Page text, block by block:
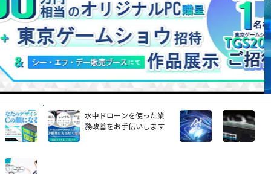
水中ドローンを使った業
務改善をお手伝いします